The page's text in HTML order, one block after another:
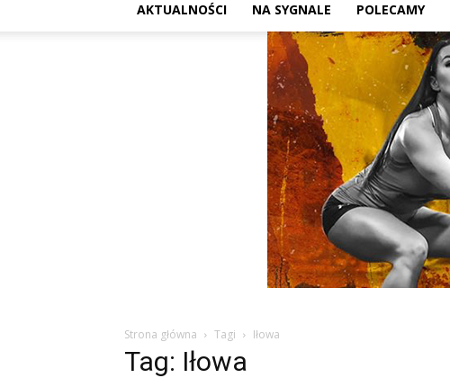
AKTUALNOŚCI NA SYGNALE POLECAMY
Strona główna Tagi Iłowa
Tag: Iłowa